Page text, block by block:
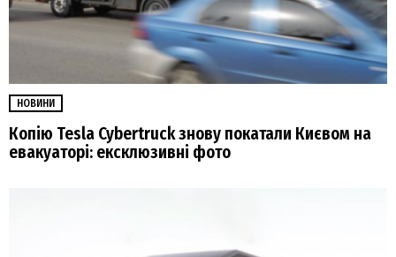
НОВИНИ
Копію Tesla Cybertruck знову покатали Києвом на
евакуаторі: ексклюзивні фото